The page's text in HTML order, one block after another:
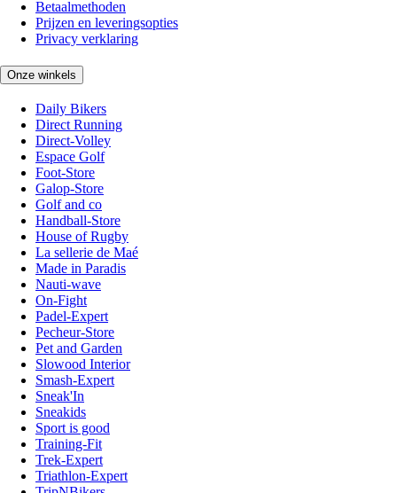
Betaalmethoden
Prijzen en leveringsopties
Privacy verklaring
Onze winkels
Daily Bikers
Direct Running
Direct-Volley
Espace Golf
Foot-Store
Galop-Store
Golf and co
Handball-Store
House of Rugby
La sellerie de Maé
Made in Paradis
Nauti-wave
On-Fight
Padel-Expert
Pecheur-Store
Pet and Garden
Slowood Interior
Smash-Expert
Sneak'In
Sneakids
Sport is good
Training-Fit
Trek-Expert
Triathlon-Expert